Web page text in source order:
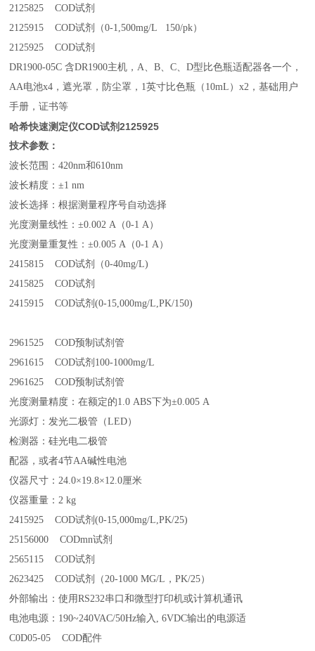
2125825 COD试剂
2125915 COD试剂（0-1,500mg/L 150/pk）
2125925 COD试剂
DR1900-05C 含DR1900主机，A、B、C、D型比色瓶适配器各一个，
AA电池x4，遮光罩，防尘罩，1英寸比色瓶（10mL）x2，基础用户
手册，证书等
哈希快速测定仪COD试剂2125925
技术参数：
波长范围：420nm和610nm
波长精度：±1 nm
波长选择：根据测量程序号自动选择
光度测量线性：±0.002 A（0-1 A）
光度测量重复性：±0.005 A（0-1 A）
2415815 COD试剂（0-40mg/L)
2415825 COD试剂
2415915 COD试剂(0-15,000mg/L,PK/150)
2961525 COD预制试剂管
2961615 COD试剂100-1000mg/L
2961625 COD预制试剂管
光度测量精度：在额定的1.0 ABS下为±0.005 A
光源灯：发光二极管（LED）
检测器：硅光电二极管
配器，或者4节AA碱性电池
仪器尺寸：24.0×19.8×12.0厘米
仪器重量：2 kg
2415925 COD试剂(0-15,000mg/L,PK/25)
25156000 CODmn试剂
2565115 COD试剂
2623425 COD试剂（20-1000 MG/L，PK/25）
外部输出：使用RS232串口和微型打印机或计算机通讯
电池电源：190~240VAC/50Hz输入, 6VDC输出的电源适
C0D05-05 COD配件